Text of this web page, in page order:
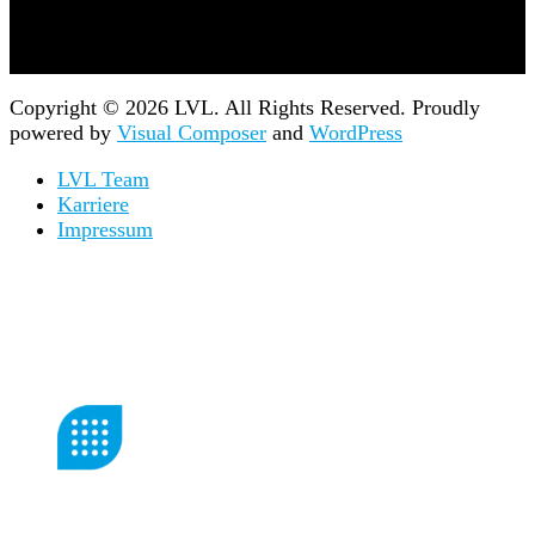
Copyright © 2026 LVL. All Rights Reserved. Proudly
powered by Visual Composer and WordPress
LVL Team
Karriere
Impressum